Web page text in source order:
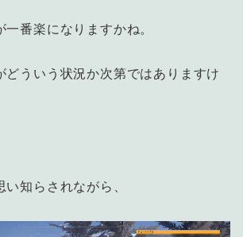
一番楽になりますかね。
どういう状況か次第ではありますけ
知らされながら、